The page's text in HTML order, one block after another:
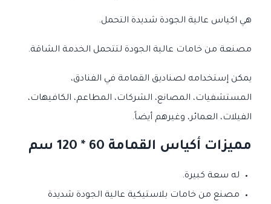
هي اكياس عالية الجودة شديدة التحمل.
مصنعة من خامات عالية الجودة لتتحمل الخدمة الشاقة.
يمكن إستخدامه لصناديق القمامة في الفنادق،
المستشفيات، المصانع، الشركات، المطاعم، الكافيهات،
الفيلات، العمائر، وغيرهم أيضاً.
مميزات أكياس القمامة 60 * 120 سم
له سعة كبيرة.
مصنع من خامات بلاستيكية عالية الجودة شديدة